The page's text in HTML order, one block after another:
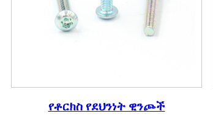
የቶርክስ የደህንነት ዊንጮች